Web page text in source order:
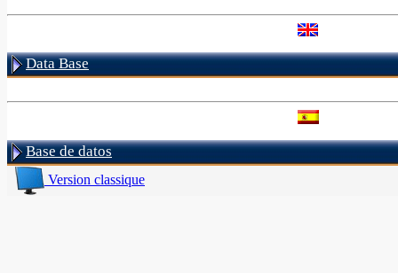
Data Base
Base de datos
Version classique